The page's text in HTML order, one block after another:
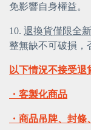
免影響自身權益。
10. 退換貨僅限全
整無缺不可破損，
以下情況不接受退
・客製化商品
・商品吊牌、封